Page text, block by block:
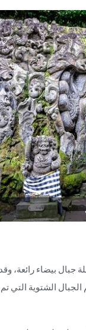
جبال بيضاء
الشتوية التي